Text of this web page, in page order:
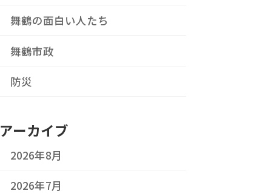
舞鶴の面白い人たち
舞鶴市政
防災
アーカイブ
2026年8月
2026年7月